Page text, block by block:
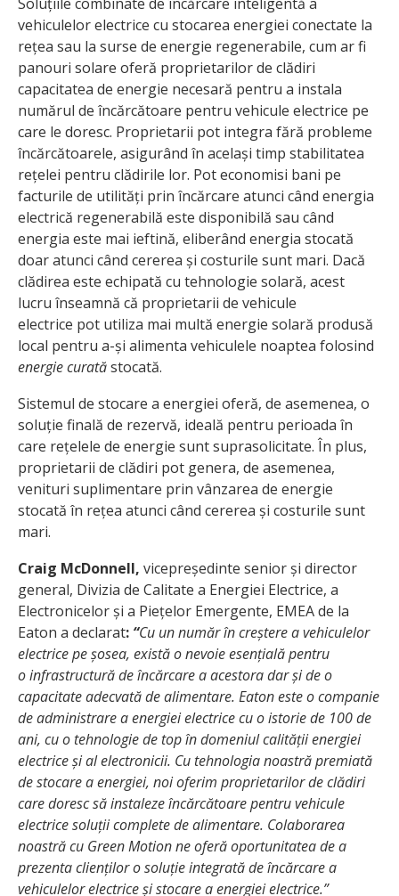
vehiculelor electrice cu stocarea energiei conectate la
rețea sau la surse de energie regenerabile, cum ar fi
panouri solare oferă proprietarilor de clădiri
capacitatea de energie necesară pentru a instala
numărul de încărcătoare pentru vehicule electrice pe
care le doresc. Proprietarii pot integra fără probleme
încărcătoarele, asigurând în același timp stabilitatea
rețelei pentru clădirile lor. Pot economisi bani pe
facturile de utilități prin încărcare atunci când energia
electrică regenerabilă este disponibilă sau când
energia este mai ieftină, eliberând energia stocată
doar atunci când cererea și costurile sunt mari. Dacă
clădirea este echipată cu tehnologie solară, acest
lucru înseamnă că proprietarii de vehicule
electrice pot utiliza mai multă energie solară produsă
local pentru a-și alimenta vehiculele noaptea folosind
energie curatăstocată.
Sistemul de stocare a energiei oferă, de asemenea, o
soluție finală de rezervă, ideală pentru perioada în
care rețelele de energie sunt suprasolicitate. În plus,
proprietarii de clădiri pot genera, de asemenea,
venituri suplimentare prin vânzarea de energie
stocată în rețea atunci când cererea și costurile sunt
mari.
Craig McDonnell, vicepreședinte senior și director
general, Divizia de Calitate a Energiei Electrice, a
Electronicelor și a Piețelor Emergente, EMEA de la
Eaton a declarat: “Cu un număr în creștere a vehiculelor
electrice pe șosea, există o nevoie esențială pentru
o infrastructură de încărcare a acestora dar și de o
capacitate adecvată de alimentare. Eaton este o companie
de administrare a energiei electrice cu o istorie de 100 de
ani, cu o tehnologie de top în domeniul calității energiei
electrice și al electronicii. Cu tehnologia noastră premiată
de stocare a energiei, noi oferim proprietarilor de clădiri
care doresc să instaleze încărcătoare pentru vehicule
electrice soluții complete de alimentare. Colaborarea
noastră cu Green Motion ne oferă oportunitatea de a
prezenta clienților o soluție integrată de încărcare a
vehiculelor electrice și stocare a energiei electrice.”